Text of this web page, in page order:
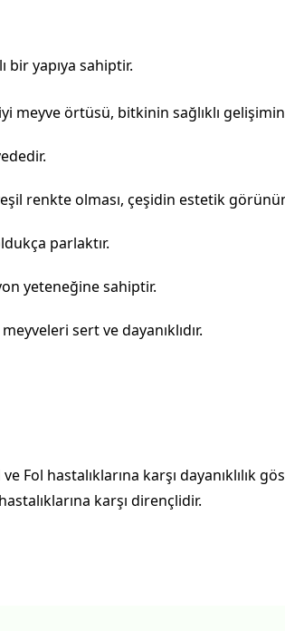
bir yapıya sahiptir.
meyve örtüsü, bitkinin sağlıklı
renkte olması, çeşidin estetik
parlaktır.
yeteneğine sahiptir.
sert ve dayanıklıdır.
Fol hastalıklarına karşı dayanıklılık
karşı dirençlidir.